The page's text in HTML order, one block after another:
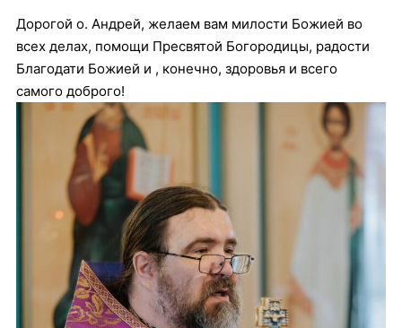
Дорогой о. Андрей, желаем вам милости Божией во
всех делах, помощи Пресвятой Богородицы, радости
Благодати Божией и , конечно, здоровья и всего
самого доброго!